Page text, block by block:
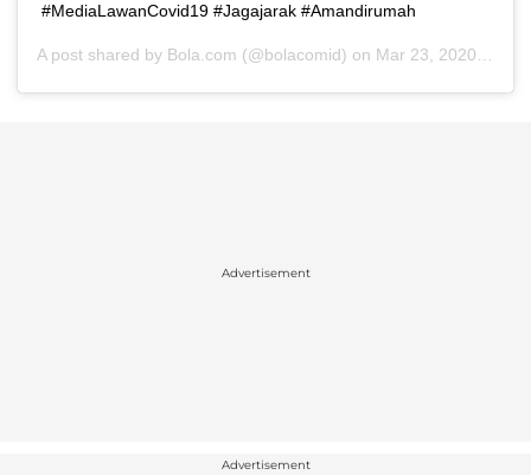
#MediaLawanCovid19 #Jagajarak #Amandirumah
A post shared by Bola.com (@bolacomid) on Mar 23, 2020 at 6:03pm PDT
Advertisement
Advertisement